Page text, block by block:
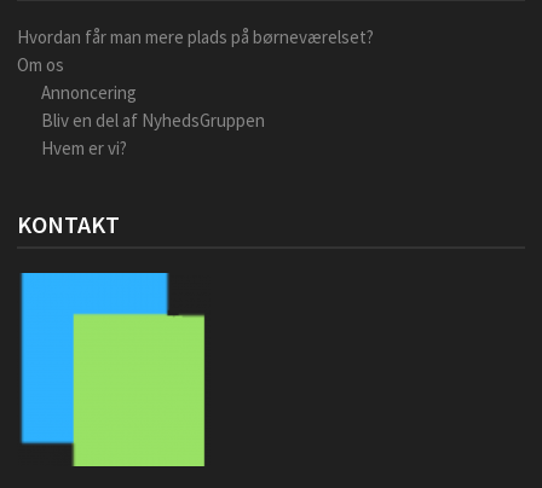
Hvordan får man mere plads på børneværelset?
Om os
Annoncering
Bliv en del af NyhedsGruppen
Hvem er vi?
KONTAKT